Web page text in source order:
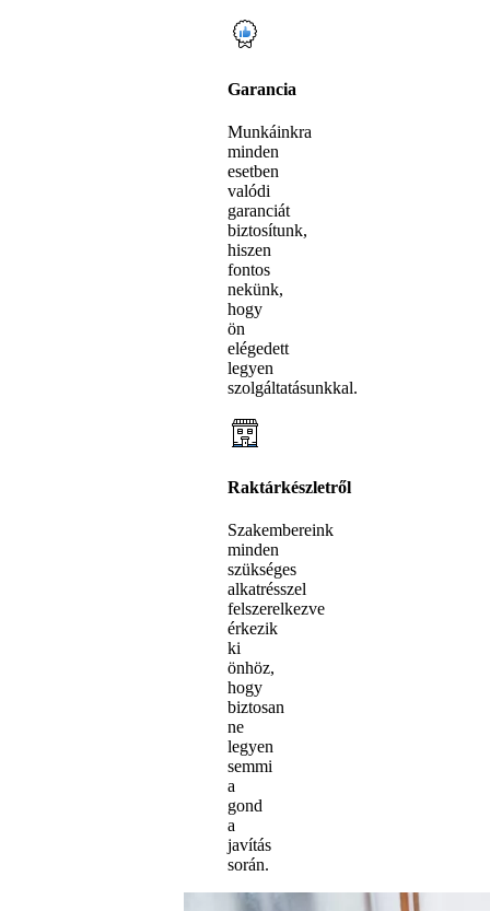
Garancia
Munkáinkra
minden
esetben
valódi
garanciát
biztosítunk,
hiszen
fontos
nekünk,
hogy
ön
elégedett
legyen
szolgáltatásunkkal.
Raktárkészletről
Szakembereink
minden
szükséges
alkatrésszel
felszerelkezve
érkezik
ki
önhöz,
hogy
biztosan
ne
legyen
semmi
a
gond
a
javítás
során.